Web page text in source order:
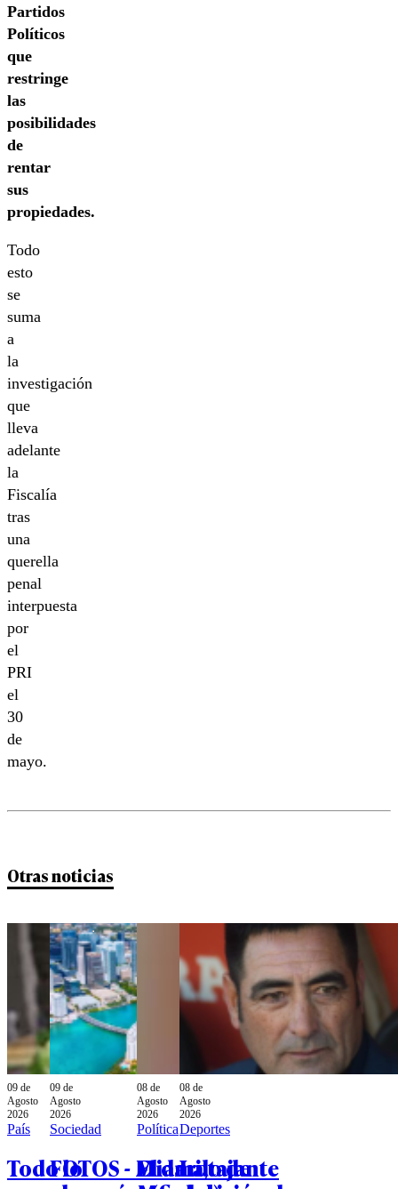
Partidos
Políticos
que
restringe
las
posibilidades
de
rentar
sus
propiedades.
Todo
esto
se
suma
a
la
investigación
que
lleva
adelante
la
Fiscalía
tras
una
querella
penal
interpuesta
por
el
PRI
el
30
de
mayo.
Otras noticias
09 de
Agosto
2026
País
Todo lo
09 de
Agosto
2026
Sociedad
FOTOS - Miami,
08 de
Agosto
2026
Política
El dardo de
08 de
Agosto
2026
Deportes
La tajante